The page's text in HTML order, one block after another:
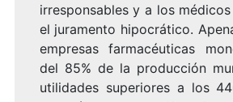
irresponsables y a los
el juramento hipocrático.
empresas farmacéuticas
del 85% de la producción
utilidades superiores a los